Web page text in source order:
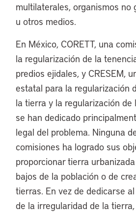
multilaterales, organismos no
u otros medios.
En México, CORETT, una
la regularización de la
predios ejidales, y CRESEM,
estatal para la regularización
la tierra y la regularización
se han dedicado
legal del problema. Ninguna
comisiones ha logrado sus
proporcionar tierra
bajos de la población o de
tierras. En vez de dedicarse
de la irregularidad de la